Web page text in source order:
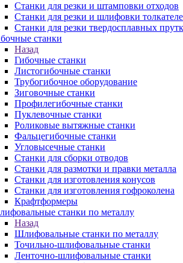
Станки для резки и штамповки отходов
Станки для резки и шлифовки
Станки для резки твердосплавных
станки
Назад
Гибочные станки
Листогибочные станки
Трубогибочное оборудование
Зиговочные станки
Профилегибочные станки
Пуклевочные станки
Роликовые вытяжные станки
Фальцегибочные станки
Угловысечные станки
Станки для сборки отводов
Станки для размотки и правки металла
Станки для изготовления конусов
Станки для изготовления гофроколена
Крафтформеры
станки по металлу
Назад
Шлифовальные станки по металлу
Точильно-шлифовальные станки
Ленточно-шлифовальные станки